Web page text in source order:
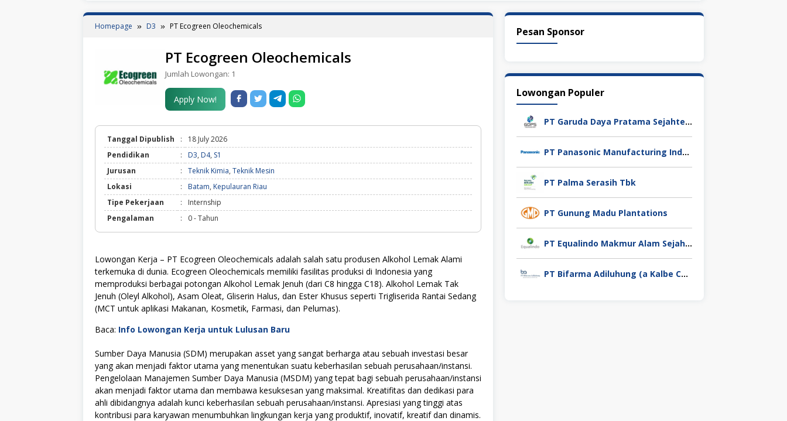
Homepage D3 PT Ecogreen Oleochemicals
PT Ecogreen Oleochemicals
Jumlah Lowongan: 1
Apply Now!
Tanggal Dipublish :
18 July 2026
Pendidikan
: D3, D4, S1
Jurusan
: Teknik Kimia, Teknik Mesin
Lokasi
: Batam, Kepulauran Riau
Tipe Pekerjaan
:
Internship
Pengalaman
: 0 - Tahun
Lowongan Kerja – PT Ecogreen Oleochemicals adalah salah satu produsen Alkohol Lemak Alami
terkemuka di dunia. Ecogreen Oleochemicals memiliki fasilitas produksi di Indonesia yang
memproduksi berbagai potongan Alkohol Lemak Jenuh (dari C8 hingga C18). Alkohol Lemak Tak
Jenuh (Oleyl Alkohol), Asam Oleat, Gliserin Halus, dan Ester Khusus seperti Trigliserida Rantai Sedang
(MCT untuk aplikasi Makanan, Kosmetik, Farmasi, dan Pelumas).
Baca: Info Lowongan Kerja untuk Lulusan Baru
Sumber Daya Manusia (SDM) merupakan asset yang sangat berharga atau sebuah investasi besar
yang akan menjadi faktor utama yang menentukan suatu keberhasilan sebuah perusahaan/instansi.
Pengelolaan Manajemen Sumber Daya Manusia (MSDM) yang tepat bagi sebuah perusahaan/instansi
akan menjadi faktor utama dan membawa kesuksesan yang maksimal. Kreatifitas dan dedikasi para
ahli dibidangnya adalah kunci keberhasilan sebuah perusahaan/instansi. Apresiasi yang tinggi atas
kontribusi para karyawan menumbuhkan lingkungan kerja yang produktif, inovatif, kreatif dan dinamis.
Pesan Sponsor
Lowongan Populer
PT Garuda Daya Pratama Sejahtera
PT Panasonic Manufacturing Indonesia
PT Palma Serasih Tbk
PT Gunung Madu Plantations
PT Equalindo Makmur Alam Sejahtera (Equalindo Group)
PT Bifarma Adiluhung (a Kalbe Company)